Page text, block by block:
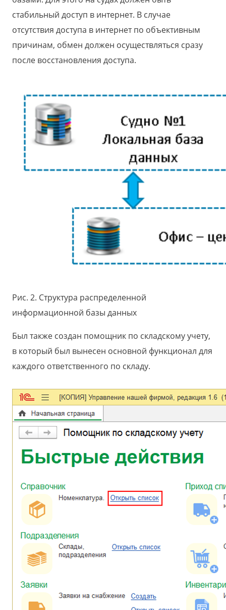
стабильный доступ в интернет. В случае
отсутствия доступа в интернет по объективным
причинам, обмен должен осуществляться сразу
после восстановления доступа.
Рис. 2. Структура распределенной
информационной базы данных
Был также создан помощник по складскому учету,
в который был вынесен основной функционал для
каждого ответственного по складу.